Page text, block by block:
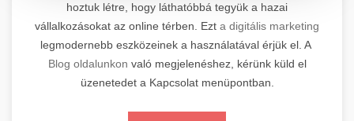
Professzionális elektromos roller javítási és
karbantartási szolgáltatások. Szakértő
technikusaink minőségi szervízt nyújtanak
minden jelentős márkához és modellhez.
Szervizközpont Látogatása
📊 2. Online Marketing
Ügynökség
+
Átfogó online marketing szolgáltatások,
beleértve a SEO-t, közösségi média kezelést és
hoztuk létre, hogy láthatóbbá tegyük a hazai
vállalkozásokat az online térben. Ezt a digitális marketing
legmodernebb eszközeinek a használatával érjük el. A
Blog oldalunkon való megjelenéshez, kérünk küld el
üzenetedet a Kapcsolat menüpontban.